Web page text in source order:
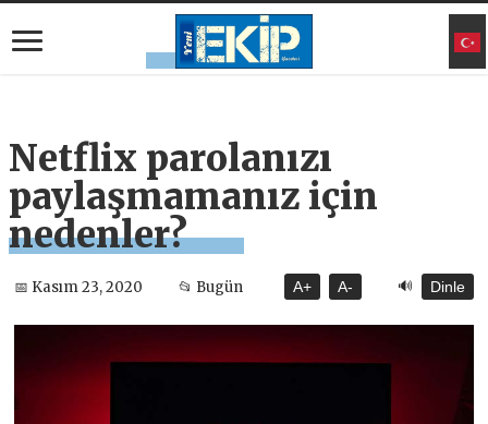
Netflix parolanızı
paylaşmamanız için
nedenler?
📅 Kasım 23, 2020 📂 Bugün A+ A- 🔊 Dinle